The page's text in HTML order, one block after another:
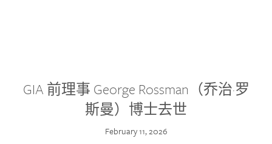
GIA 前理事 George Rossman（乔治·罗
斯曼）博士去世
February 11, 2026